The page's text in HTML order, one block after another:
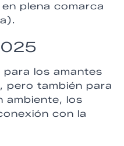
en plena comarca
para los amantes
pero también para
ambiente, los
con la